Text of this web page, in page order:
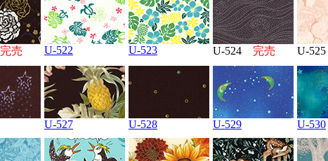
完売 U-522 U-523 U-524 完売 U-
U-527 U-528 U-529 U-530